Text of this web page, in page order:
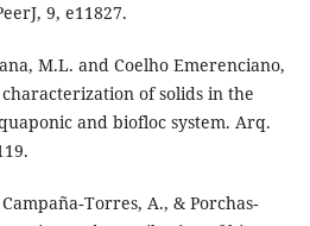
9, e11827.
M.L. and Coelho Emerenciano,
of solids in the
and biofloc system. Arq.
A., & Porchas‐